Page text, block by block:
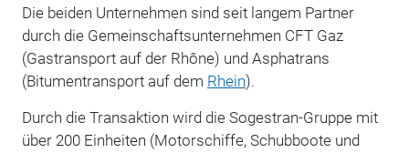
Die beiden Unternehmen sind seit langem Partner
durch die Gemeinschaftsunternehmen CFT Gaz
(Gastransport auf der Rhône) und Asphatrans
(Bitumentransport auf dem Rhein).
Durch die Transaktion wird die Sogestran-Gruppe mit
über 200 Einheiten (Motorschiffe, Schubboote und